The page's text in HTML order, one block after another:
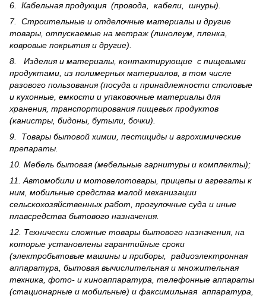
6. Кабельная продукция (провода, кабели, шнуры).
7. Строительные и отделочные материалы и другие
товары, отпускаемые на метраж (линолеум, пленка,
ковровые покрытия и другие).
8. Изделия и материалы, контактирующие с пищевыми
продуктами, из полимерных материалов, в том числе
разового пользования (посуда и принадлежности столовые
и кухонные, емкости и упаковочные материалы для
хранения, транспортирования пищевых продуктов
(канистры, бидоны, бутыли, бочки).
9. Товары бытовой химии, пестициды и агрохи­мические
препараты.
10. Мебель бытовая (мебельные гарнитуры и комплекты);
11. Автомобили и мотовелотовары, прицепы и агрегаты к
ним, мобильные средства малой механизации
сельскохозяйственных работ, прогулочные суда и иные
плавсредства бытового назначения.
12. Технически сложные товары бытового назна­чения, на
которые установлены гарантийные сроки
(электробытовые машины и приборы, радиоэлектронная
аппаратура, бытовая вычислительная и множительная
техника, фото- и киноаппаратура, телефонные аппараты
(стационарные и мобильные) и факсимильная аппаратура,